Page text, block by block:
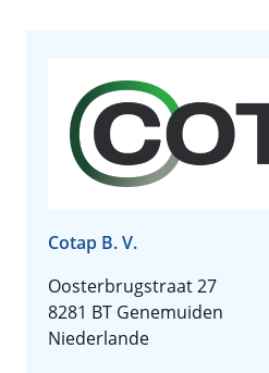
Cotap B. V.
Oosterbrugstraat 27
8281 BT Genemuiden
Niederlande